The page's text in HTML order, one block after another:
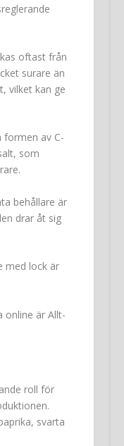
oftast från
surare än
vilket kan ge
formen av C-
som
behållare är
drar åt sig
med lock är
online är Allt-
roll för
svarta